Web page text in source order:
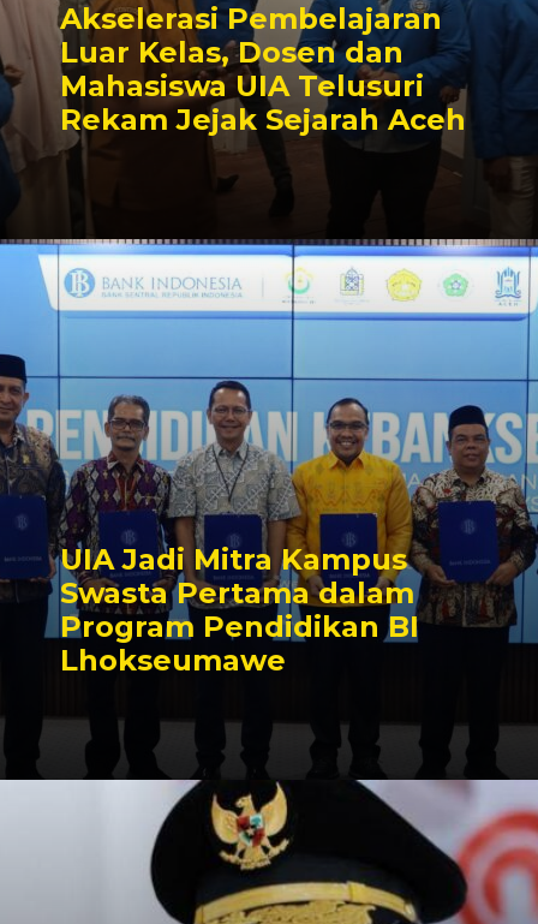
Akselerasi Pembelajaran
Luar Kelas, Dosen dan
Mahasiswa UIA Telusuri
Rekam Jejak Sejarah Aceh
UIA Jadi Mitra Kampus
Swasta Pertama dalam
Program Pendidikan BI
Lhokseumawe